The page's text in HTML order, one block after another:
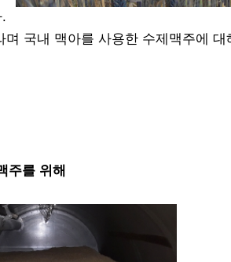
국내 맥아를 사용한 수제맥주에 대
주를 위해